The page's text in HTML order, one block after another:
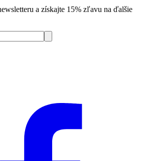
a získajte 15% zľavu na ďalšie